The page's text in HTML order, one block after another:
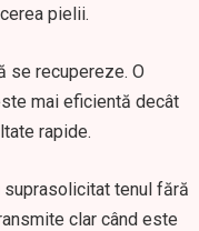
pielii.
se recupereze. O
mai eficientă decât
rapide.
tenul fără
clar când este